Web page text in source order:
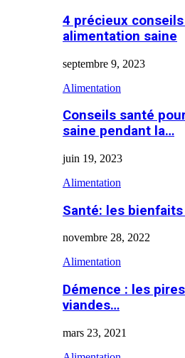
4 précieux
alimentation saine
septembre 9, 2023
Alimentation
Conseils santé
saine pendant la…
juin 19, 2023
Alimentation
Santé: les bienfaits
novembre 28, 2022
Alimentation
Démence : les
viandes…
mars 23, 2021